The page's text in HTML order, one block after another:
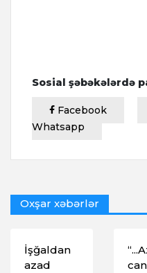
Sosial şəbəkələrdə
Facebook
Whatsapp
Oxşar xəbərlər
İşğaldan
azad
can